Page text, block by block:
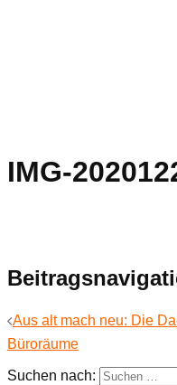
IMG-
Aus alt mach neu: Die
Büroräume
Suchen nach: